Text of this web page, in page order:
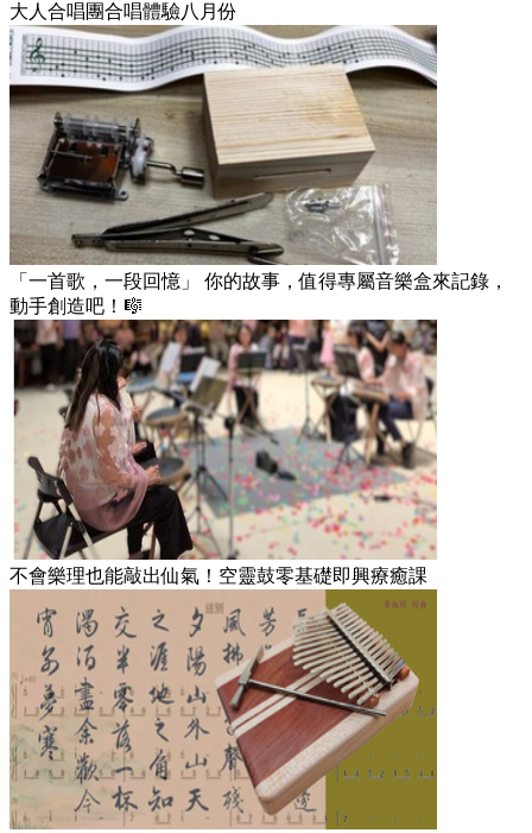
大人合唱團合唱體驗八月份
「一首歌，一段回憶」 你的故事，值得專屬音樂盒來記錄，
動手創造吧！🎼
不會樂理也能敲出仙氣！空靈鼓零基礎即興療癒課